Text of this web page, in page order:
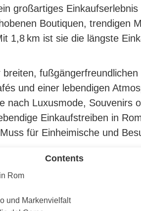
großartiges
Boutiquen, trendigen
1,8 km ist sie die längste
und einer lebendigen
nach Luxusmode, Souvenirs
Einkaufstreiben in
für Einheimische und
Contents
Rom
und Markenvielfalt